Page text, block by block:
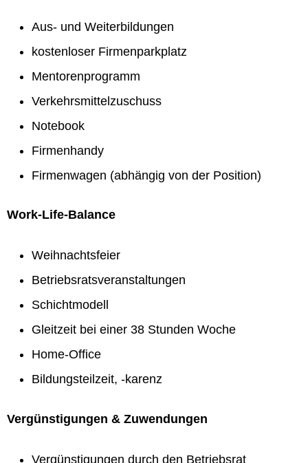
Aus- und Weiterbildungen
kostenloser Firmenparkplatz
Mentorenprogramm
Verkehrsmittelzuschuss
Notebook
Firmenhandy
Firmenwagen (abhängig von der Position)
Work-Life-Balance
Weihnachtsfeier
Betriebsratsveranstaltungen
Schichtmodell
Gleitzeit bei einer 38 Stunden Woche
Home-Office
Bildungsteilzeit, -karenz
Vergünstigungen & Zuwendungen
Vergünstigungen durch den Betriebsrat